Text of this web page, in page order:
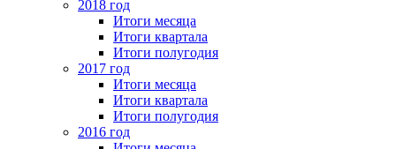
2018 год
Итоги месяца
Итоги квартала
Итоги полугодия
2017 год
Итоги месяца
Итоги квартала
Итоги полугодия
2016 год